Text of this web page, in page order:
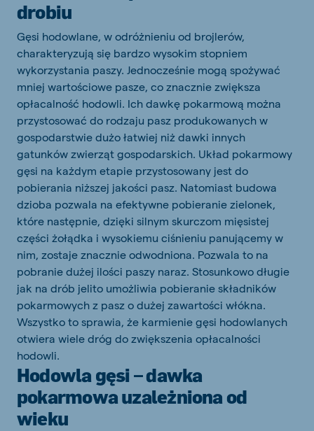
drobiu
Gęsi hodowlane, w odróżnieniu od brojlerów,
charakteryzują się bardzo wysokim stopniem
wykorzystania paszy. Jednocześnie mogą spożywać
mniej wartościowe pasze, co znacznie zwiększa
opłacalność hodowli. Ich dawkę pokarmową można
przystosować do rodzaju pasz produkowanych w
gospodarstwie dużo łatwiej niż dawki innych
gatunków zwierząt gospodarskich. Układ pokarmowy
gęsi na każdym etapie przystosowany jest do
pobierania niższej jakości pasz. Natomiast budowa
dzioba pozwala na efektywne pobieranie zielonek,
które następnie, dzięki silnym skurczom mięsistej
części żołądka i wysokiemu ciśnieniu panującemy w
nim, zostaje znacznie odwodniona. Pozwala to na
pobranie dużej ilości paszy naraz. Stosunkowo długie
jak na drób jelito umożliwia pobieranie składników
pokarmowych z pasz o dużej zawartości włókna.
Wszystko to sprawia, że karmienie gęsi hodowlanych
otwiera wiele dróg do zwiększenia opłacalności
hodowli.
Hodowla gęsi – dawka
pokarmowa uzależniona od
wieku